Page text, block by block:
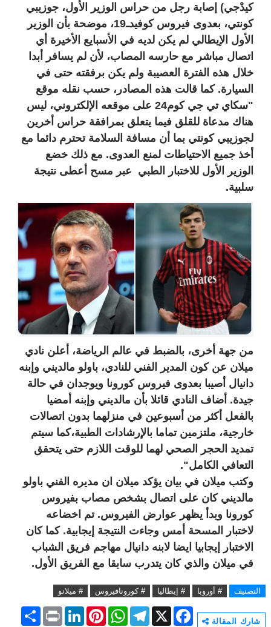
كيدْجي) إصابة رجل من حراس الوزير الأول، جوزيبي
كونتي، بعدوى فيروس كوفيدـ19، موضحة بأن الوزير
الأول الإيطالي لم يكن لديه في الأسبايع الأخيرة أي
اتصال مباشر مع حارسه المصاب، لأن لم يسافر أبدا
خلال هذه الفترة العصيبة ولم يكن برفقته حتى في
السيارة. كما قالت هذه المصادر، حسب نقله موقع
"سكاي تي جي كوم24 على موقعه الإلكتروني، ليس
هناك مدعاة للقلق فيما يتعلق بمرافقة حراس أخرين
لجوزيبي كونتي بما أن مسافة السلامة تحترم دائما مع
أخذ جميع الاحتياطات لمنع العدوى. مع ذلك خضع
الوزير الأول للاختبار الطبي عبر مسح أعطى نتيجة
سلبية.
من جهة أخرى، بالضبط في عالم الرياضة، أعلن نادي
ميلان عن كون المدير الفني للنادي، باولو مالديني وإبنه
دانيال أصيبا بعدوى فيروس كورونا ويوجدان في حالة
جيدة. أضاف النادي قائلا بأن مالديني وإبنه أمضيا
بالفعل أكثر من أسبوعين في منزلهما بدون اتصالات
خارجية، ملتزمين تماما بالإرشادات الطبية،كما سيتم
تمديد الحجر الصحي لهما للوقت اللازم حتى يتحقق
التعافي الكامل".
وكتب ميلان في بيان يؤكد ميلان ان مديره الفني باولو
مالديني كان على اتصال بشخص مصاب بفيروس
كورونا وبدأ يظهر عوارض الفيروس. تم اخضاعه
لاختبار المسحة أمس وجاءت النتيجة إيجابية. كما كان
الاختبار إيجابيا ايضا لابنه دانيال مهاجم فريق الشباب
في ميلان والذي كان يتدرب سابقا مع الفريق الأول.
التصنيف # أوروبا # إيطاليا # كورونافيروس # ميلانو
شارك المقالة
S
h
P
r
L
P
W
h
T
e
X
F
a